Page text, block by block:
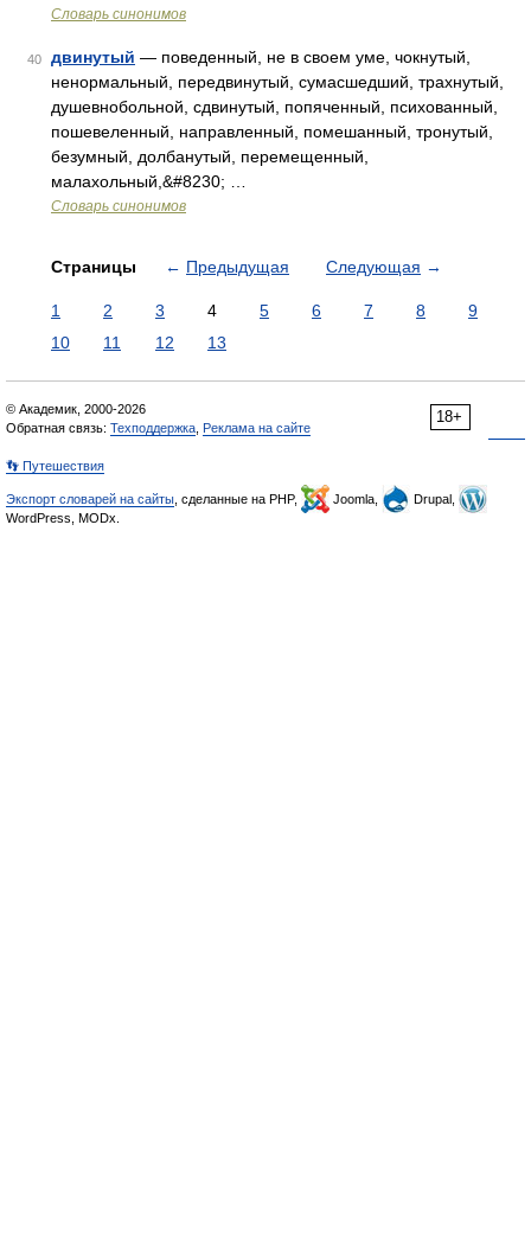
Словарь синонимов
40 двинутый — поведенный, не в своем уме, чокнутый,
ненормальный, передвинутый, сумасшедший, трахнутый,
душевнобольной, сдвинутый, попяченный, психованный,
пошевеленный, направленный, помешанный, тронутый,
безумный, долбанутый, перемещенный,
малахольный,&#8230; …
Словарь синонимов
Страницы ← Предыдущая Следующая →
1 2 3 4 5 6 7 8
9
10
11 12 13
18+
© Академик, 2000-2026
Обратная связь: Техподдержка Реклама на сайте
👣 Путешествия
Экспорт словарей на сайты , сделанные на PHP, Joomla,
Drupal,
WordPress, MODx.